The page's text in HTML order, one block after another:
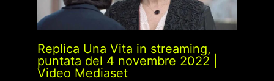
Replica Una Vita in streaming,
puntata del 4 novembre 2022 |
Video Mediaset